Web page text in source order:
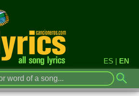
ES | EN